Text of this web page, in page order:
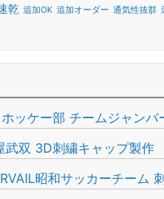
乾 追加OK 追加オーダー 通気性抜群
ッケー部 チームジャンバ
武双 3D刺繍キャップ製作
昭和サッカーチーム